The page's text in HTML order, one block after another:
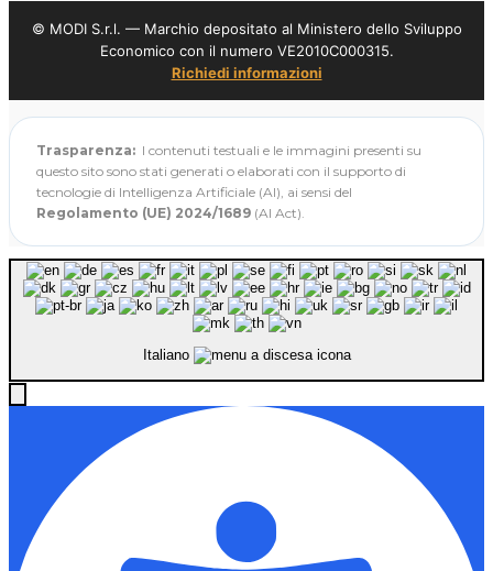
© MODI S.r.l. — Marchio depositato al Ministero dello Sviluppo
Economico con il numero VE2010C000315.
Richiedi informazioni
Trasparenza: I contenuti testuali e le immagini presenti su
questo sito sono stati generati o elaborati con il supporto di
tecnologie di Intelligenza Artificiale (AI), ai sensi del
Regolamento (UE) 2024/1689 (AI Act).
Italiano